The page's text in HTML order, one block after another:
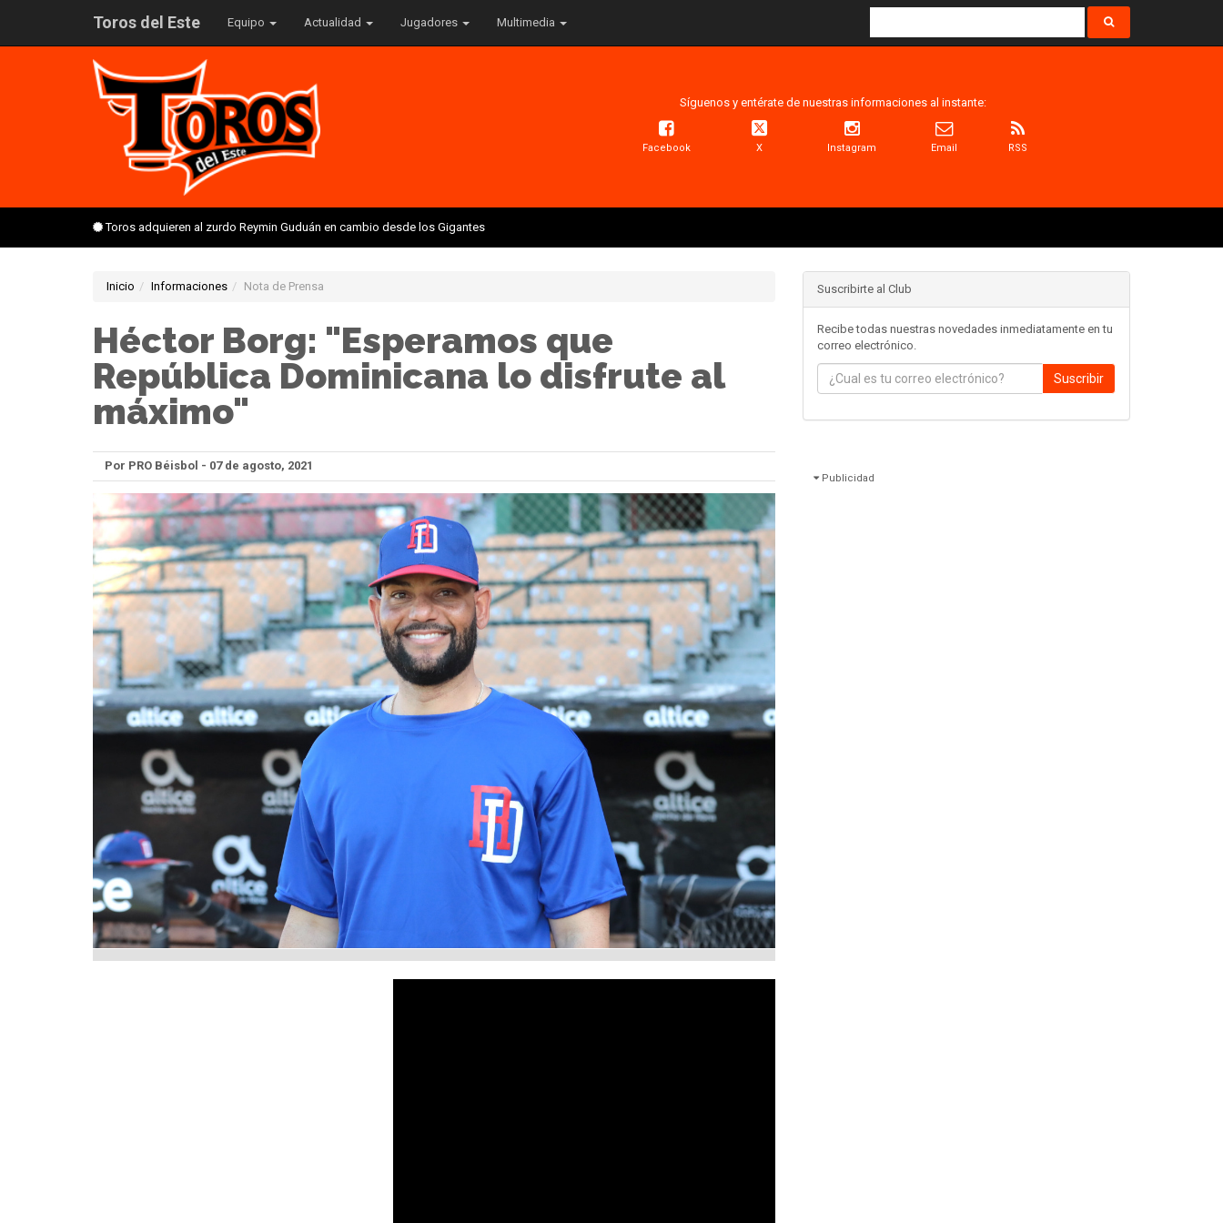
Toros del Este Equipo Actualidad Jugadores Multimedia
Síguenos y entérate de nuestras informaciones al instante:
Facebook X Instagram Email RSS
Toros adquieren al zurdo Reymin Guduán en cambio desde los Gigantes
Inicio Informaciones Nota de Prensa
Héctor Borg: "Esperamos que
República Dominicana lo disfrute al
máximo"
Por PRO Béisbol - 07 de agosto, 2021
Suscribirte al Club
Recibe todas nuestras novedades inmediatamente en tu
correo electrónico.
Suscribir
Publicidad